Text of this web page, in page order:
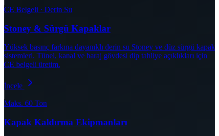
CE Belgeli · Derin Su
Stoney & Sürgü Kapaklar
Yüksek basınç farkına dayanıklı derin su Stoney ve düz sürgü kapak
sistemleri. Tünel, kanal ve baraj gövdesi dip tahliye açıklıkları için
CE belgeli üretim.
İncele
Maks. 60 Ton
Kapak Kaldırma Ekipmanları